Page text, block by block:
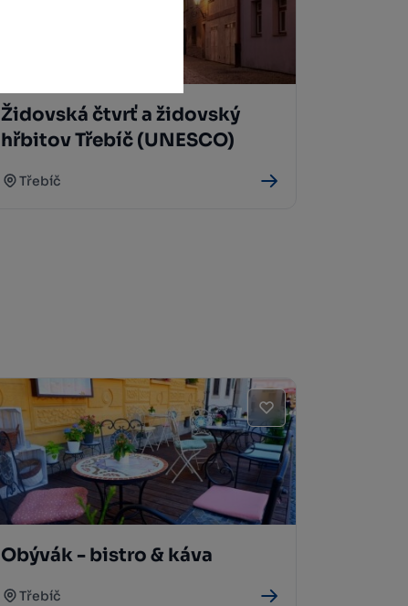
Židovská čtvrť a židovský
hřbitov Třebíč (UNESCO)
Třebíč
Obývák - bistro & káva
Třebíč